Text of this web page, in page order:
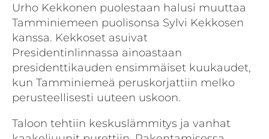
Urho Kekkonen puolestaan halusi muuttaa
Tamminiemeen puolisonsa Sylvi Kekkosen
kanssa. Kekkoset asuivat
Presidentinlinnassa ainoastaan
presidenttikauden ensimmäiset kuukaudet,
kun Tamminiemeä peruskorjattiin melko
perusteellisesti uuteen uskoon.
Taloon tehtiin keskuslämmitys ja vanhat